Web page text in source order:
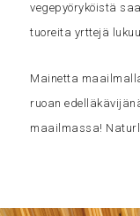
vegepyöryköistä
tuoreita yrttejä
Mainetta
ruoan
maailmassa!